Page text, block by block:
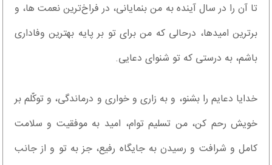
تا آن را در سال آینده به من بنمایانى، در فراخ‌ترین نعمت ها، و
برترین امیدها، درحالی که من براى تو بر پایه بهترین وفاداری
باشم، به درستى که تو شنواى دعایى.
خدایا دعایم را بشنو، و به زارى و خوارى و درماندگى، و توکّلم بر
خویش رحم کن، من تسلیم توام، امید به موفقیت و سلامت
کامل و شرافت و رسیدن به جایگاه رفیع، جز به تو و از جانب